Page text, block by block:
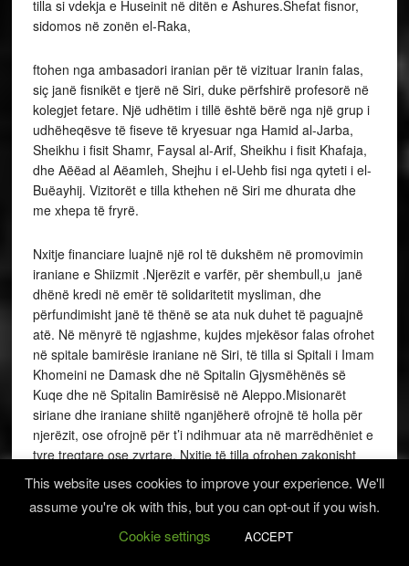
tilla si vdekja e Huseinit në ditën e Ashures.Shefat fisnor,
sidomos në zonën el-Raka,
ftohen nga ambasadori iranian për të vizituar Iranin falas,
siç janë fisnikët e tjerë në Siri, duke përfshirë profesorë në
kolegjet fetare. Një udhëtim i tillë është bërë nga një grup i
udhëheqësve të fiseve të kryesuar nga Hamid al-Jarba,
Sheikhu i fisit Shamr, Faysal al-Arif, Sheikhu i fisit Khafaja,
dhe Aëëad al Aëamleh, Shejhu i el-Uehb fisi nga qyteti i el-
Buëayhij. Vizitorët e tilla kthehen në Siri me dhurata dhe
me xhepa të fryrë.
Nxitje financiare luajnë një rol të dukshëm në promovimin
iraniane e Shiizmit .Njerëzit e varfër, për shembull,u janë
dhënë kredi në emër të solidaritetit mysliman, dhe
përfundimisht janë të thënë se ata nuk duhet të paguajnë
atë. Në mënyrë të ngjashme, kujdes mjekësor falas ofrohet
në spitale bamirësie iraniane në Siri, të tilla si Spitali i Imam
Khomeini ne Damask dhe në Spitalin Gjysmëhënës së
Kuqe dhe në Spitalin Bamirësisë në Aleppo.Misionarët
siriane dhe iraniane shiitë nganjëherë ofrojnë të holla për
njerëzit, ose ofrojnë për t’i ndihmuar ata në marrëdhëniet e
tyre tregtare ose zyrtare. Nxitje të tilla ofrohen zakonisht
për fisnikëri dhe shefave të klaneve, sidomos në zonën
midis lumenjve Tigër dhe Eufrat, ku kjo metodë është
thjesht një vazhdim i sistemit të Irakut për kontrollimin e
njerëzve nëpërmjet kryetarëve të fiseve dhe klaneve. Një
This website uses cookies to improve your experience. We'll
assume you're ok with this, but you can opt-out if you wish.
Cookie settings
ACCEPT